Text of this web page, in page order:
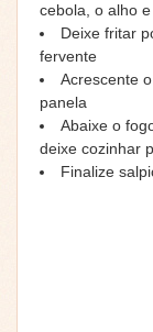
cebola, o alho
Deixe fritar
fervente
Acrescente
panela
Abaixe o
deixe cozinhar
Finalize